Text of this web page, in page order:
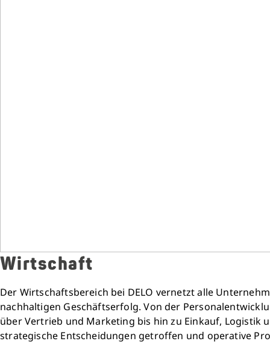
Wirtschaft
Der Wirtschaftsbereich bei DELO vernetzt alle
nachhaltigen Geschäftserfolg. Von der
über Vertrieb und Marketing bis hin zu Einkauf, Logistik
strategische Entscheidungen getroffen und operative